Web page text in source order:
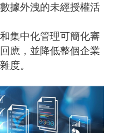
據外洩的未經授權活
集中化管理可簡化審
應，並降低整個企業
度。